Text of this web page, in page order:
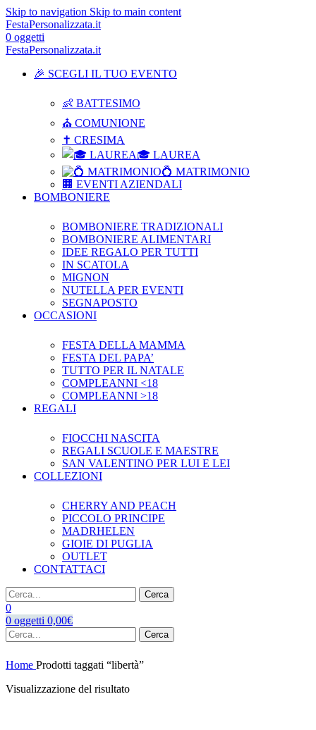
Skip to navigation Skip to main content
FestaPersonalizzata.it
0 oggetti
FestaPersonalizzata.it
🎉 SCEGLI IL TUO EVENTO
👶 BATTESIMO
⛪ COMUNIONE
✝ CRESIMA
🎓 LAUREA
💍 MATRIMONIO
🏢 EVENTI AZIENDALI
BOMBONIERE
BOMBONIERE TRADIZIONALI
BOMBONIERE ALIMENTARI
IDEE REGALO PER TUTTI
IN SCATOLA
MIGNON
NUTELLA PER EVENTI
SEGNAPOSTO
OCCASIONI
FESTA DELLA MAMMA
FESTA DEL PAPA’
TUTTO PER IL NATALE
COMPLEANNI <18
COMPLEANNI >18
REGALI
FIOCCHI NASCITA
REGALI SCUOLE E MAESTRE
SAN VALENTINO PER LUI E LEI
COLLEZIONI
CHERRY AND PEACH
PICCOLO PRINCIPE
MADRHELEN
GIOIE DI PUGLIA
OUTLET
CONTATTACI
Cerca
0
0 oggetti 0,00€
Cerca
Home Prodotti taggati “libertà”
Visualizzazione del risultato